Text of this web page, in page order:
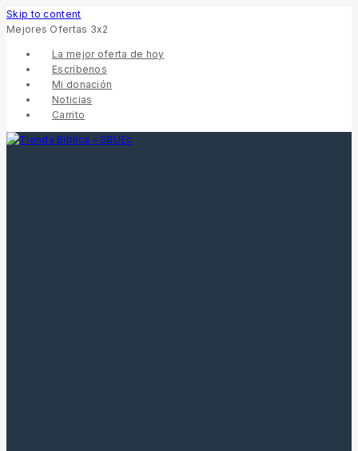
Skip to content
Mejores Ofertas 3x2
La mejor oferta de hoy
Escríbenos
Mi donación
Noticias
Carrito